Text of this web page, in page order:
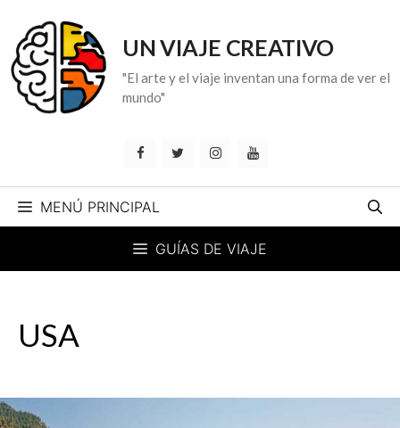
contenido
UN VIAJE CREATIVO
"El arte y el viaje inventan una forma de ver el
mundo"
MENÚ PRINCIPAL
GUÍAS DE VIAJE
USA